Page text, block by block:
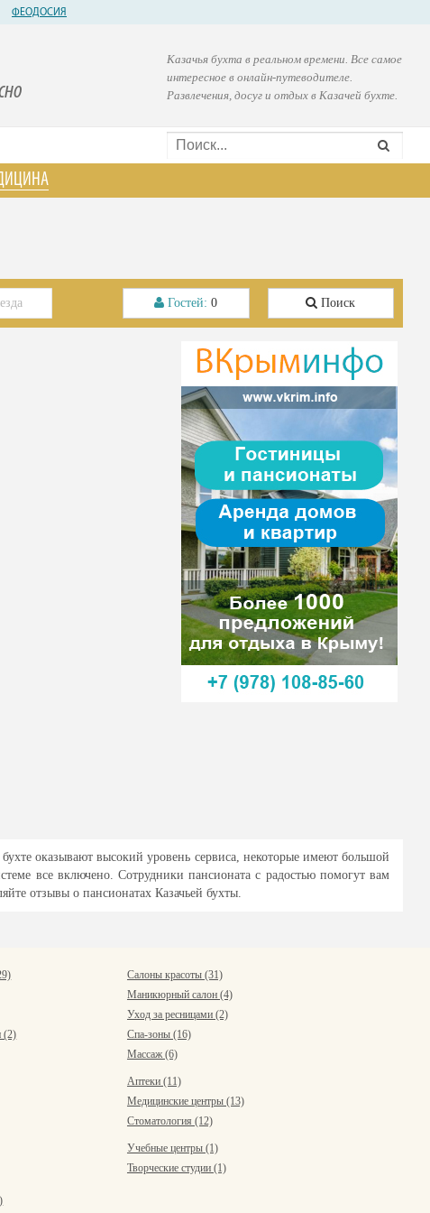
ФЕОДОСИЯ
Казачья бухта в реальном времени. Все самое
интересное в онлайн-путеводителе.
Развлечения, досуг и отдых в Казачей бухте.
Гостей: 0 Поиск
оказывают высокий уровень сервиса, некоторые имеют большой
все включено. Сотрудники пансионата с радостью помогут вам
отзывы о пансионатах Казачьей бухты.
(2)
Салоны красоты (31)
Маникюрный салон (4)
Уход за ресницами (2)
Спа-зоны (16)
Массаж (6)
Аптеки (11)
Медицинские центры (13)
Стоматология (12)
Учебные центры (1)
Творческие студии (1)